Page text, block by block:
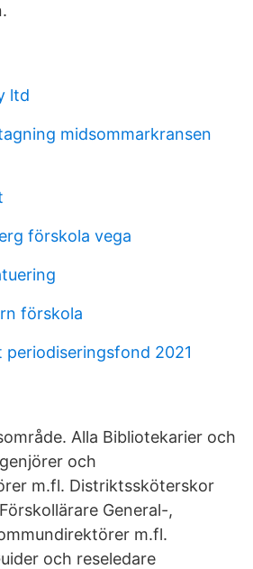
ltd
midsommarkransen
förskola vega
förskola
periodiseringsfond 2021
Alla Bibliotekarier och
och
m.fl. Distriktssköterskor
General-,
m.fl.
och reseledare